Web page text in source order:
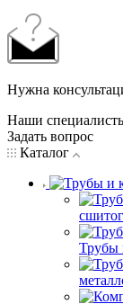
Нужна
Наши
Задать вопрос
Каталог
Трубы